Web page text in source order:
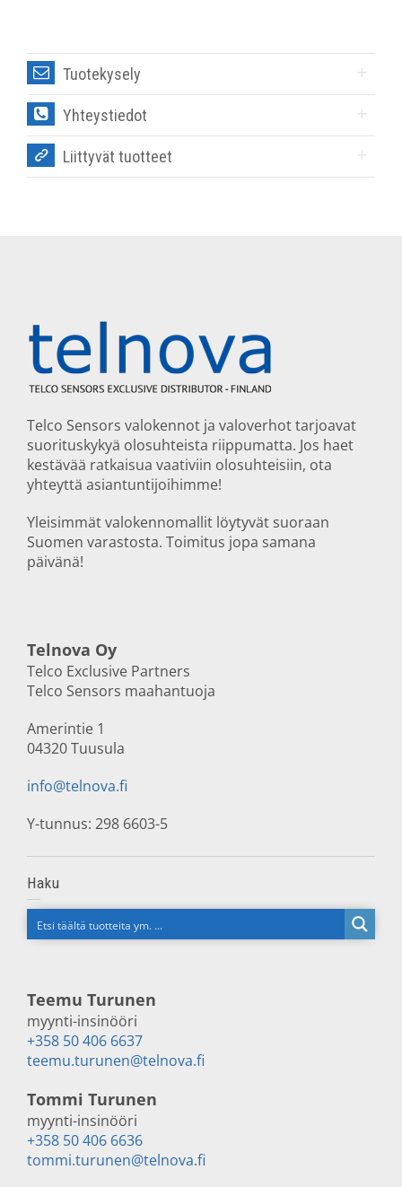
Tuotekysely
Yhteystiedot
Liittyvät tuotteet
Telco Sensors valokennot ja valoverhot tarjoavat
suorituskykyä olosuhteista riippumatta. Jos haet
kestävää ratkaisua vaativiin olosuhteisiin, ota
yhteyttä asiantuntijoihimme!
Yleisimmät valokennomallit löytyvät suoraan
Suomen varastosta. Toimitus jopa samana
päivänä!
Telnova Oy
Telco Exclusive Partners
Telco Sensors maahantuoja
Amerintie 1
04320 Tuusula
info@telnova.fi
Y-tunnus: 298 6603-5
Haku
Teemu Turunen
myynti-insinööri
+358 50 406 6637
teemu.turunen@telnova.fi
Tommi Turunen
myynti-insinööri
+358 50 406 6636
tommi.turunen@telnova.fi